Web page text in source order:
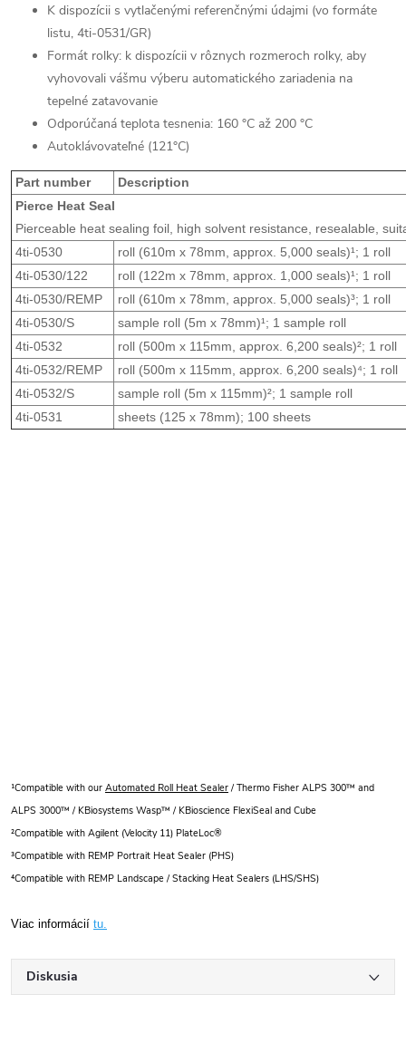
K dispozícii s vytlačenými referenčnými údajmi (vo formáte
listu, 4ti-0531/GR)
Formát rolky: k dispozícii v rôznych rozmeroch rolky, aby
vyhovovali vášmu výberu automatického zariadenia na
tepelné zatavovanie
Odporúčaná teplota tesnenia: 160 °C až 200 °C
Autoklávovateľné (121°C)
Part number
Description
Pierce Heat Seal
Pierceable heat sealing foil, high solvent resistance, resealable,
4ti-0530
roll (610m x 78mm, approx. 5,000 seals)¹; 1 roll
4ti-0530/122
roll (122m x 78mm, approx. 1,000 seals)¹; 1 roll
4ti-0530/REMP
roll (610m x 78mm, approx. 5,000 seals)³; 1 roll
4ti-0530/S
sample roll (5m x 78mm)¹; 1 sample roll
4ti-0532
roll (500m x 115mm, approx. 6,200 seals)²; 1 roll
4ti-0532/REMP
roll (500m x 115mm, approx. 6,200 seals)⁴; 1 roll
4ti-0532/S
sample roll (5m x 115mm)²; 1 sample roll
4ti-0531
sheets (125 x 78mm); 100 sheets
¹Compatible with our Automated Roll Heat Sealer / Thermo Fisher ALPS 300™ and
ALPS 3000™ / KBiosystems Wasp™ / KBioscience FlexiSeal and Cube
²Compatible with Agilent (Velocity 11) PlateLoc®
³Compatible with REMP Portrait Heat Sealer (PHS)
⁴Compatible with REMP Landscape / Stacking Heat Sealers (LHS/SHS)
Viac informácií tu.
Diskusia